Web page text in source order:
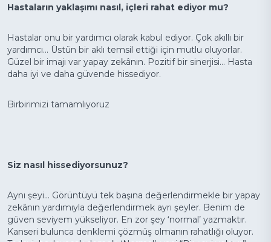
Hastaların yaklaşımı nasıl, içleri rahat ediyor mu?
Hastalar onu bir yardımcı olarak kabul ediyor. Çok akıllı bir
yardımcı... Üstün bir aklı temsil ettiği için mutlu oluyorlar.
Güzel bir imajı var yapay zekânın. Pozitif bir sinerjisi... Hasta
daha iyi ve daha güvende hissediyor.
Birbirimizi tamamlıyoruz
Siz nasıl hissediyorsunuz?
Aynı şeyi... Görüntüyü tek başına değerlendirmekle bir yapay
zekânın yardımıyla değerlendirmek ayrı şeyler. Benim de
güven seviyem yükseliyor. En zor şey ‘normal’ yazmaktır.
Kanseri bulunca denklemi çözmüş olmanın rahatlığı oluyor.